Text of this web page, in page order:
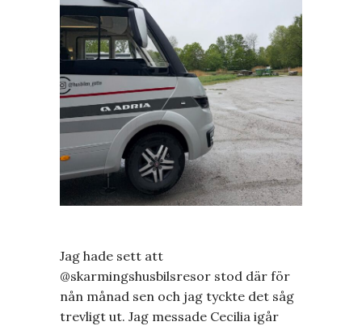
Jag hade sett att
@skarmingshusbilsresor stod där för
nån månad sen och jag tyckte det såg
trevligt ut. Jag messade Cecilia igår